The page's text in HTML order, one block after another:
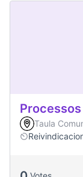
Taula